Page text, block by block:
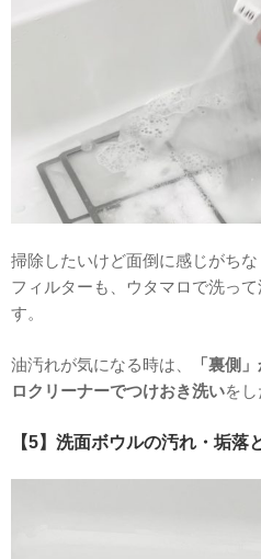
掃除したいけど面倒に感じがち
フィルターも、ウタマロで洗っ
す。
油汚れが気になる時は、 「裏側
ロクリーナーでつけおき洗いを
【5】洗面ボウルの汚れ・垢落